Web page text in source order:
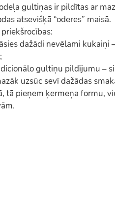
gultiņas ir pildītas ar
atsevišķā “oderes” maisā.
dažādi nevēlami kukaiņi
gultiņu pildījumu –
uzsūc sevī dažādas
tā pieņem ķermeņa formu,